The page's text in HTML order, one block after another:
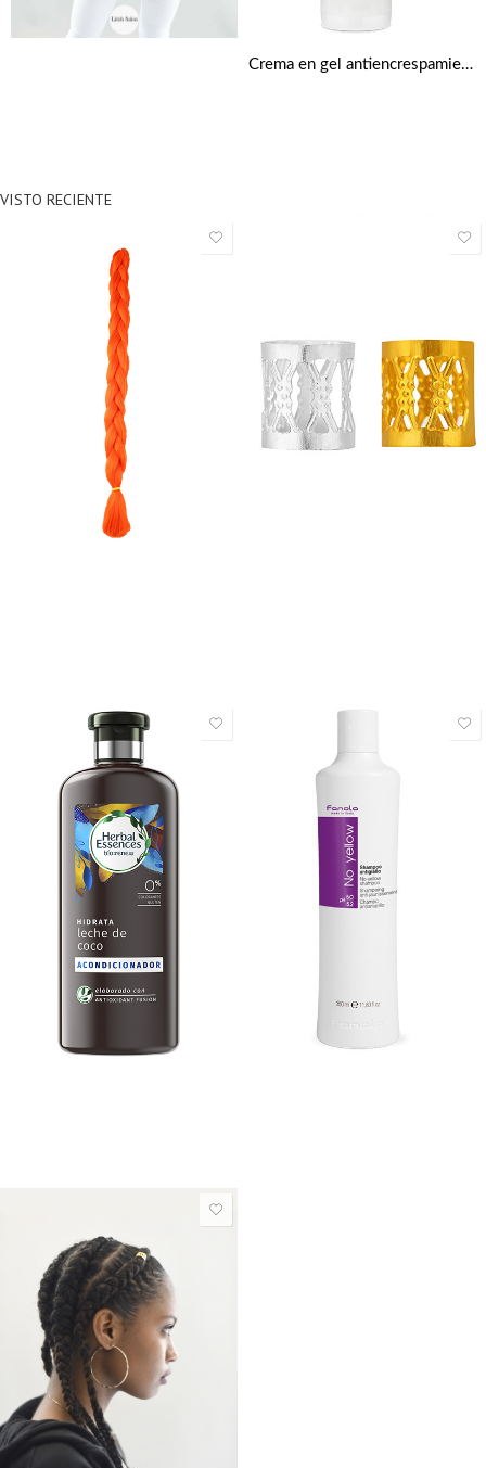
Crema en gel antiencrespamiento con karité virgen y cupuazú de Shea Moisture 249 m
VISTO RECIENTE